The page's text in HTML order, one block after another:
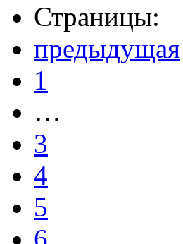
Страницы:
предыдущая
1
…
3
4
5